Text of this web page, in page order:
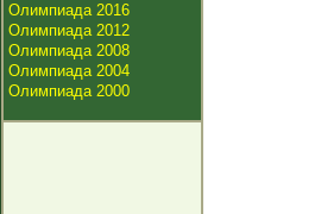
Олимпиада 2016
Олимпиада 2012
Олимпиада 2008
Олимпиада 2004
Олимпиада 2000